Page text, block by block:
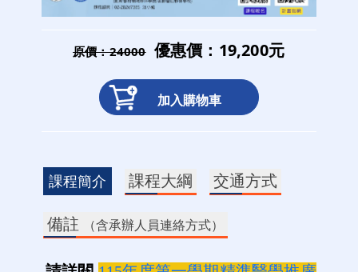
課程簡介 課程大綱
交通方式
備註
（含承辦人員連絡方式）
原價：24000 優惠價：19,200元
加入購物車